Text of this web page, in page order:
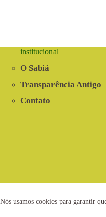
Nós usamos cookies para garantir
institucional
O Sabiá
Transparência Antigo
Contato
2021 ©